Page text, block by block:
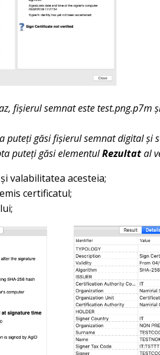
fișierul semnat este test.png.p7m
puteți găsi fișierul semnat digital și
puteți găsi elementulRezultatal
valabilitatea acesteia;
certificatul;